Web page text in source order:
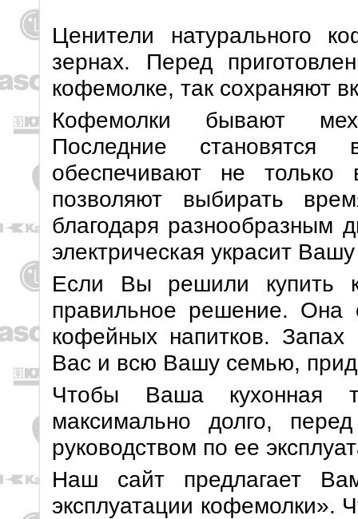
Ценители натурального
зернах. Перед
кофемолке, так сохраняют
Кофемолки бывают
Последние
обеспечивают не
позволяют выбирать
благодаря разнообразным
электрическая украсит
Если Вы решили купить
правильное решение. Она
кофейных напитков. Запах
Вас и всю Вашу семью,
Чтобы Ваша кухонная
максимально долго,
руководством по ее
Наш сайт предлагает
эксплуатации кофемолки».